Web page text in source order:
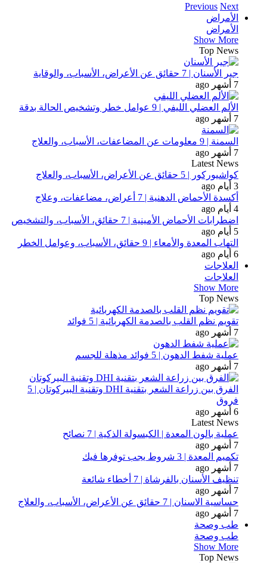
Previous Next
الأمراض
الأمراض
Show More
Top News
جير الأسنان | 7 حقائق عن الأعراض، الأسباب، والوقاية
7 أشهر ago
الألم العضلي الليفي | 9 عوامل خطر وتشخيص الحالة بدقة
7 أشهر ago
السمنة | 9 معلومات عن المضاعفات، الأسباب، والعلاج
7 أشهر ago
Latest News
كواشيوركور | 5 حقائق عن الأعراض، الأسباب، والعلاج
3 أيام ago
أكسدة الأحماض الدهنية | 7 أعراض، مضاعفات، وعلاج
4 أيام ago
اضطرابات الأحماض الأمينية | 7 حقائق، الأسباب، والتشخيص
5 أيام ago
التهاب المعدة والأمعاء | 9 حقائق، الأسباب، وعوامل الخطر
6 أيام ago
العلاجات
العلاجات
Show More
Top News
تقويم نظم القلب بالصدمة الكهربائية | 5 فوائد
7 أشهر ago
عملية شفط الدهون | 5 فوائد مذهلة للجسم
7 أشهر ago
الفرق بين زراعة الشعر بتقنية DHI وتقنية البيركوتان | 5
فروق
6 أشهر ago
Latest News
عملية بالون المعدة | الكبسولة الذكية | 7 نصائح
7 أشهر ago
تكميم المعدة | 3 شروط يجب توفرها فيك
7 أشهر ago
تنظيف الأسنان بالفرشاة | 7 أخطاء شائعة
7 أشهر ago
حساسية الاسنان | 7 حقائق عن الأعراض، الأسباب، والعلاج
7 أشهر ago
طب وصحة
طب وصحة
Show More
Top News